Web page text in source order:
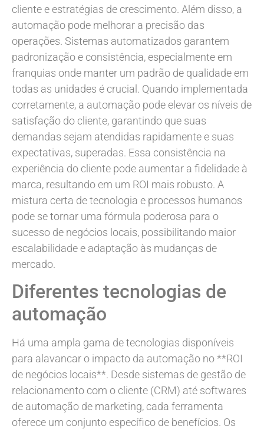
cliente e estratégias de crescimento. Além disso, a
automação pode melhorar a precisão das
operações. Sistemas automatizados garantem
padronização e consistência, especialmente em
franquias onde manter um padrão de qualidade em
todas as unidades é crucial. Quando implementada
corretamente, a automação pode elevar os níveis de
satisfação do cliente, garantindo que suas
demandas sejam atendidas rapidamente e suas
expectativas, superadas. Essa consistência na
experiência do cliente pode aumentar a fidelidade à
marca, resultando em um ROI mais robusto. A
mistura certa de tecnologia e processos humanos
pode se tornar uma fórmula poderosa para o
sucesso de negócios locais, possibilitando maior
escalabilidade e adaptação às mudanças de
mercado.
Diferentes tecnologias de
automação
Há uma ampla gama de tecnologias disponíveis
para alavancar o impacto da automação no **ROI
de negócios locais**. Desde sistemas de gestão de
relacionamento com o cliente (CRM) até softwares
de automação de marketing, cada ferramenta
oferece um conjunto específico de benefícios. Os